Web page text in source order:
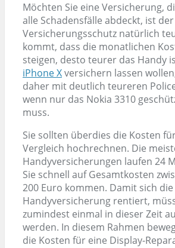
Möchten Sie eine Versicherung,
alle Schadensfälle abdeckt, ist der
Versicherungsschutz natürlich
kommt, dass die monatlichen
steigen, desto teurer das Handy
iPhone Xversichern lassen
daher mit deutlich teureren
wenn nur das Nokia 3310
muss.
Sie sollten überdies die Kosten
Vergleich hochrechnen. Die
Handyversicherungen laufen 24
Sie schnell auf Gesamtkosten
200 Euro kommen. Damit sich die
Handyversicherung rentiert,
zumindest einmal in dieser Zeit
werden. In diesem Rahmen
die Kosten für eine Display-